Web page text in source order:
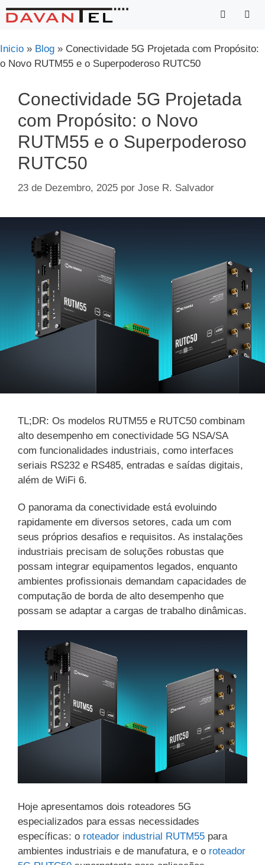
Saltar
para
conteúdo
Menu
Inicio » Blog » Conectividade 5G Projetada com Propósito:
o Novo RUTM55 e o Superpoderoso RUTC50
Conectividade 5G Projetada
com Propósito: o Novo
RUTM55 e o Superpoderoso
RUTC50
23 de Dezembro, 2025 por Jose R. Salvador
TL;DR: Os modelos RUTM55 e RUTC50 combinam
alto desempenho em conectividade 5G NSA/SA
com funcionalidades industriais, como interfaces
seriais RS232 e RS485, entradas e saídas digitais,
além de WiFi 6.
O panorama da conectividade está evoluindo
rapidamente em diversos setores, cada um com
seus próprios desafios e requisitos. As instalações
industriais precisam de soluções robustas que
possam integrar equipamentos legados, enquanto
ambientes profissionais demandam capacidades de
computação de borda de alto desempenho que
possam se adaptar a cargas de trabalho dinâmicas.
Hoje apresentamos dois roteadores 5G
especializados para essas necessidades
específicas: o roteador industrial RUTM55 para
ambientes industriais e de manufatura, e o roteador